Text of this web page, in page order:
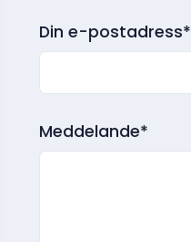
Din e-postadress*
Meddelande*